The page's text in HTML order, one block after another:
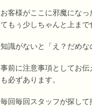
お客様がここに邪魔にな
てもぅ少しちゃんと上ま
知識がないと「え？だめな
事前に注意事項としてお
も必ずあります。
毎回毎回スタッフが探して